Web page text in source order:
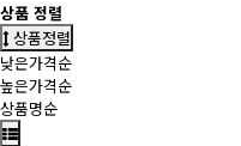
상품 정렬
상품정렬
낮은가격순
높은가격순
상품명순